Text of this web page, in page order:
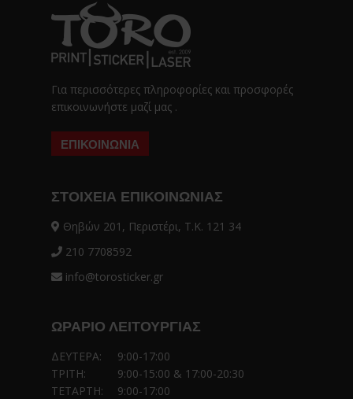
Για περισσότερες πληροφορίες και προσφορές
επικοινωνήστε μαζί μας .
ΕΠΙΚΟΙΝΩΝΙΑ
ΣΤΟΙΧΕΊΑ ΕΠΙΚΟΙΝΩΝΊΑΣ
Θηβών 201, Περιστέρι, Τ.Κ. 121 34
210 7708592
info@torosticker.gr
ΩΡΆΡΙΟ ΛΕΙΤΟΥΡΓΊΑΣ
ΔΕΥΤΕΡΑ:
9:00-17:00
ΤΡΙΤΗ:
9:00-15:00 & 17:00-20:30
ΤΕΤΑΡΤΗ:
9:00-17:00